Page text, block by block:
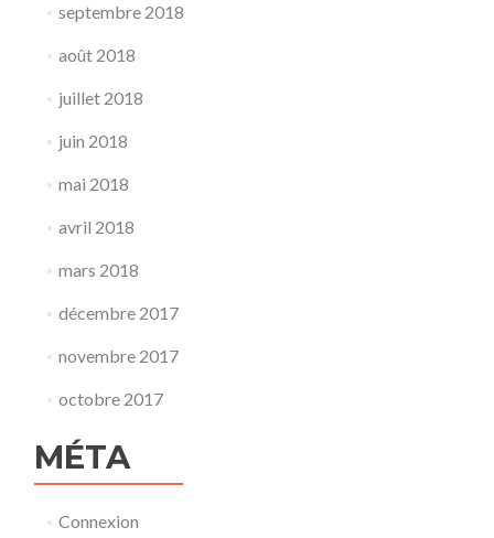
septembre 2018
août 2018
juillet 2018
juin 2018
mai 2018
avril 2018
mars 2018
décembre 2017
novembre 2017
octobre 2017
MÉTA
Connexion